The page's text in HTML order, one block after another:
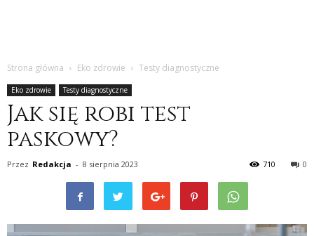
Strona główna Eko zdrowie Testy diagnostyczne
Eko zdrowie Testy diagnostyczne
Jak się robi test
paskowy?
Przez Redakcja - 8 sierpnia 2023 0
710